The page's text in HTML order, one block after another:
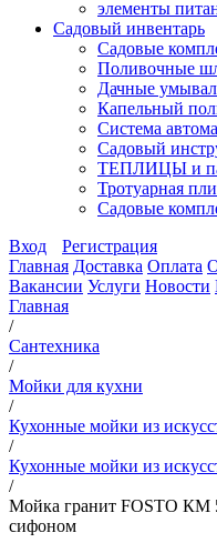
элементы
Садовый инвентарь
Садовые
Поливочные
Дачные
Капельный
Система
Садовый
ТЕПЛИЦЫ и
Тротуарная
Садовые
Вход
Регистрация
Главная Доставка Оплата
Вакансии Услуги Новости
Главная
/
Сантехника
/
Мойки для кухни
/
Кухонные мойки из
/
Кухонные мойки из
/
Мойка гранит FOSTO КМ
сифоном